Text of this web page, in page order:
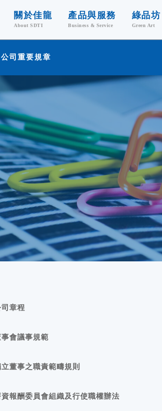
關於佳龍
About SDTI
公司簡介
公司組織
公司地圖
媒體花絮
最新消息
產品與服務
Business & Service
貴金屬回收處理
半導體應用材料
環保顧問服務
廢液處理
大數據中心
分析實驗室服務
危險廢棄物產生
單位信息公開
綠品坊
Green Art
公司重要規章
司章程
事會議事規範
立董事之職責範疇規則
資報酬委員會組織及行使職權辦法